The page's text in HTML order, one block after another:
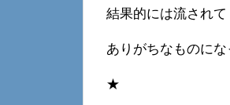
結果的には流されて
ありがちなものに
★